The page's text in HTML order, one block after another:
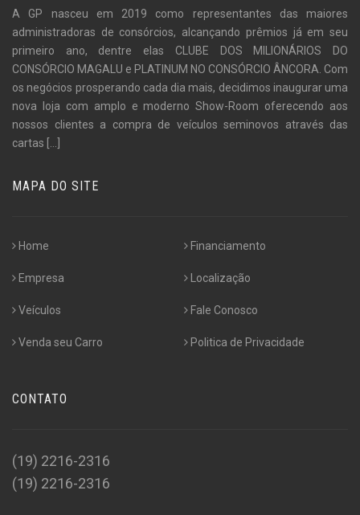
A GP nasceu em 2019 como representantes das maiores
administradoras de consórcios, alcançando prêmios já em seu
primeiro ano, dentre elas CLUBE DOS MILIONÁRIOS DO
CONSÓRCIO MAGALU e PLATINUM NO CONSÓRCIO ÂNCORA. Com
os negócios prosperando cada dia mais, decidimos inaugurar uma
nova loja com amplo e moderno Show-Room oferecendo aos
nossos clientes a compra de veículos seminovos através das
cartas
MAPA DO SITE
Home
Empresa
Veículos
Venda seu Carro
Financiamento
Localização
Fale Conosco
Politica de Privacidade
CONTATO
(19) 2216-2316
(19) 2216-2316